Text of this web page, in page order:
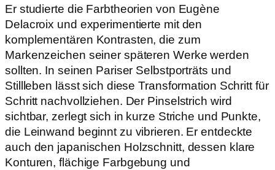
Er studierte die Farbtheorien von Eugène
Delacroix und experimentierte mit den
komplementären Kontrasten, die zum
Markenzeichen seiner späteren Werke werden
sollten. In seinen Pariser Selbstporträts und
Stillleben lässt sich diese Transformation Schritt für
Schritt nachvollziehen. Der Pinselstrich wird
sichtbar, zerlegt sich in kurze Striche und Punkte,
die Leinwand beginnt zu vibrieren. Er entdeckte
auch den japanischen Holzschnitt, dessen klare
Konturen, flächige Farbgebung und